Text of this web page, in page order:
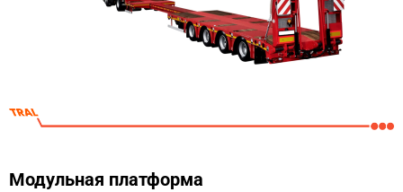
Модульная платформа